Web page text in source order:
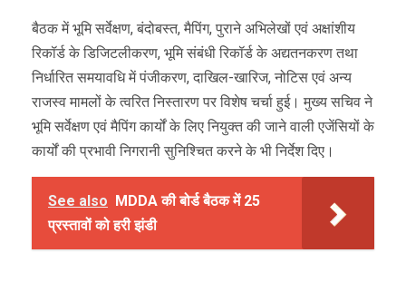
बैठक में भूमि सर्वेक्षण, बंदोबस्त, मैपिंग, पुराने अभिलेखों एवं अक्षांशीय
रिकॉर्ड के डिजिटलीकरण, भूमि संबंधी रिकॉर्ड के अद्यतनकरण तथा
निर्धारित समयावधि में पंजीकरण, दाखिल-खारिज, नोटिस एवं अन्य
राजस्व मामलों के त्वरित निस्तारण पर विशेष चर्चा हुई। मुख्य सचिव ने
भूमि सर्वेक्षण एवं मैपिंग कार्यों के लिए नियुक्त की जाने वाली एजेंसियों के
कार्यों की प्रभावी निगरानी सुनिश्चित करने के भी निर्देश दिए।
See also MDDA की बोर्ड बैठक में 25
प्रस्तावों को हरी झंडी